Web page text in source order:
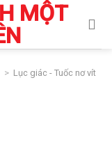
> Lục giác - Tuốc nơ vít